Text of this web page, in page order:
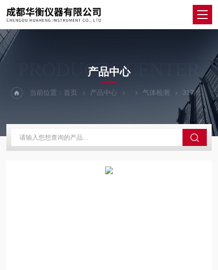
PRODUCTS CENTER
产品中心
当前位置：首页 产品中心 气体检测 317-1烟气泄露检测仪